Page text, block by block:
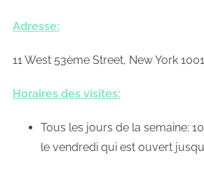
Adresse:
11 West 53ème Street, New York
Horaires des visites:
Tous les jours de la semaine:
le vendredi qui est ouvert